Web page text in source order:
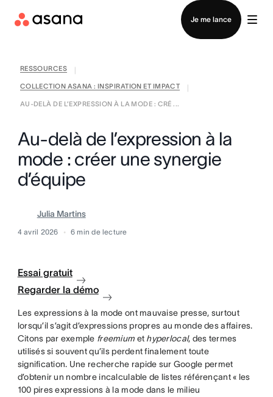
Je me lance
Contacter le service commercial
RESSOURCES
COLLECTION ASANA : INSPIRATION ET IMPACT
AU-DELÀ DE L’EXPRESSION À LA MODE : CRÉ ...
Au-delà de l’expression à la
mode : créer une synergie
d’équipe
Julia Martins
4 avril 2026 6 min de lecture
Essai gratuit
Regarder la démo
Les expressions à la mode ont mauvaise presse, surtout
lorsqu’il s’agit d’expressions propres au monde des affaires.
Citons par exemple freemium et hyperlocal, des termes
utilisés si souvent qu’ils perdent finalement toute
signification. Une recherche rapide sur Google permet
d’obtenir un nombre incalculable de listes référençant « les
100 pires expressions à la mode dans le milieu